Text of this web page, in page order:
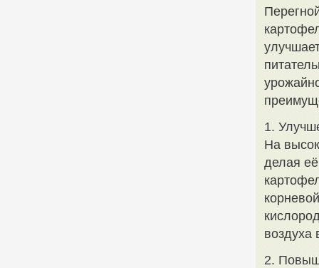
1.
На
делая
воздуха
2.